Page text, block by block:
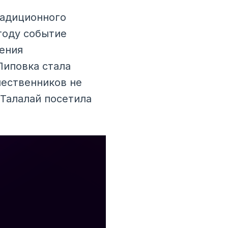
событие
стала
не
посетила